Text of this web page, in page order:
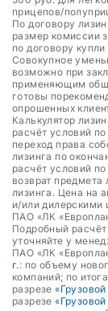
прицепов/
По договору
размер комиссии
по договору
Совокупное
возможно при
применяющим
готовы
опрошенных
Калькулятор
расчёт условий
переход права
лизинга по
расчёт условий
возврат предмета
лизинга. Цена на
и/или дилерскими
ПАО «ЛК
Подробный расчёт
уточняйте у
ПАО «ЛК
г.: по объему
компаний; по
разрезе
разрезе